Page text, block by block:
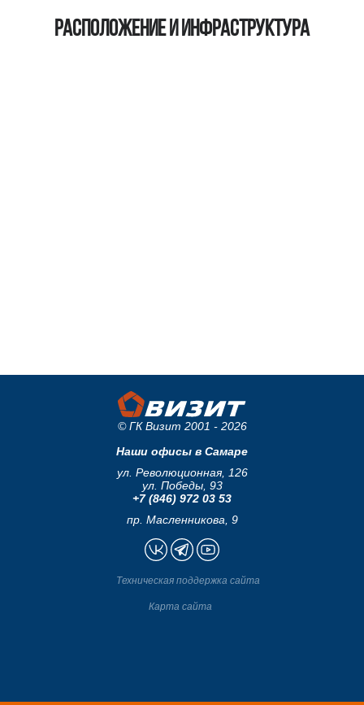
Расположение и инфраструктура
© ГК Визит 2001 - 2026
Наши офисы в Самаре
ул. Революционная, 126
ул. Победы, 93
+7 (846) 972 03 53
пр. Масленникова, 9
Техническая поддержка сайта
Карта сайта